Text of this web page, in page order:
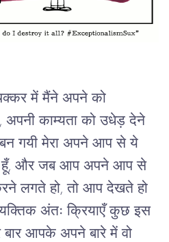
में मैंने अपने को
अपनी काम्यता को उधेड़ देने
बन गयी मेरा अपने आप से ये
हूँ, और जब आप अपने आप से
लगते हो, तो आप देखते हो
अंतः क्रियाएँ कुछ इस
बार आपके अपने बारे में वो